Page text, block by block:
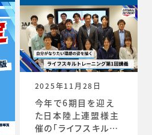
ビジネスにおいても
瞬時に判断が求めら
れるような状況が
度々起こりますが、 C
S バランスを意識し
てその時できる最高
のことにチャレンジす
る習慣が身につくと、
困難などんな状況下
ンタビュー＜自分
がなりたい理想の
姿を描く＞
2025年11月28日
今年で6期目を迎え
た日本陸上連盟様主
催の「ライフスキルト